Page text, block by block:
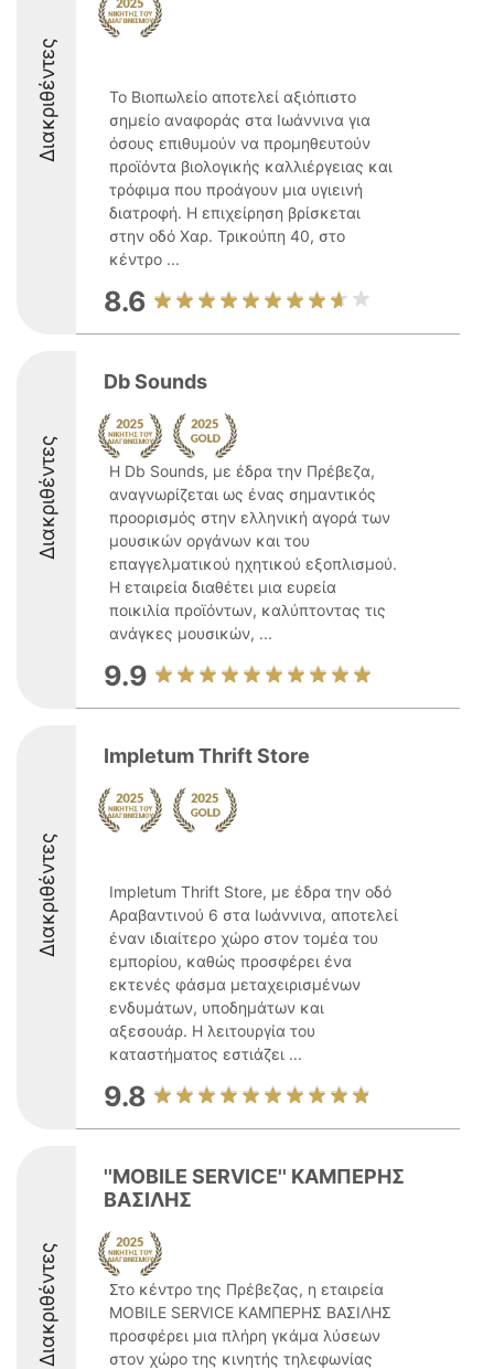
Διακριθέντες
Το Βιοπωλείο αποτελεί αξιόπιστο
σημείο αναφοράς στα Ιωάννινα για
όσους επιθυμούν να προμηθευτούν
προϊόντα βιολογικής καλλιέργειας και
τρόφιμα που προάγουν μια υγιεινή
διατροφή. Η επιχείρηση βρίσκεται
στην οδό Χαρ. Τρικούπη 40, στο
κέντρο ...
8.6
Διακριθέντες
Db Sounds
Η Db Sounds, με έδρα την Πρέβεζα,
αναγνωρίζεται ως ένας σημαντικός
προορισμός στην ελληνική αγορά των
μουσικών οργάνων και του
επαγγελματικού ηχητικού εξοπλισμού.
Η εταιρεία διαθέτει μια ευρεία
ποικιλία προϊόντων, καλύπτοντας τις
ανάγκες μουσικών, ...
9.9
Διακριθέντες
Impletum Thrift Store
Impletum Thrift Store, με έδρα την οδό
Αραβαντινού 6 στα Ιωάννινα, αποτελεί
έναν ιδιαίτερο χώρο στον τομέα του
εμπορίου, καθώς προσφέρει ένα
εκτενές φάσμα μεταχειρισμένων
ενδυμάτων, υποδημάτων και
αξεσουάρ. Η λειτουργία του
καταστήματος εστιάζει ...
9.8
Διακριθέντες
''MOBILE SERVICE'' ΚΑΜΠΕΡΗΣ
ΒΑΣΙΛΗΣ
Στο κέντρο της Πρέβεζας, η εταιρεία
MOBILE SERVICE ΚΑΜΠΕΡΗΣ ΒΑΣΙΛΗΣ
προσφέρει μια πλήρη γκάμα λύσεων
στον χώρο της κινητής τηλεφωνίας